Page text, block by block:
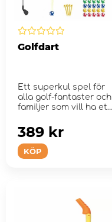
Golfdart
Ett superkul spel för
alla golf-fantaster och
familjer som vill ha ett
KÖP
389 kr